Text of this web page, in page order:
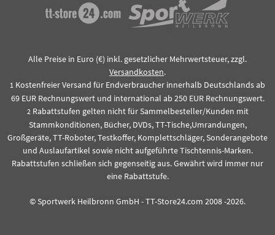
Alle Preise in Euro (€) inkl. gesetzlicher Mehrwertsteuer, zzgl.
Versandkosten.
1 Kostenfreier Versand für Endverbraucher innerhalb Deutschlands ab
69 EUR Rechnungswert und international ab 250 EUR Rechnungswert.
2Rabattstufen gelten nicht für Sammelbesteller/Kunden mit
Stammkonditionen, Bücher, DVDs, TT-Tische,Umrandungen,
Großgeräte, TT-Roboter, Testkoffer, Komplettschläger, Sonderangebote
und Auslaufartikel sowie nicht aufgeführte Tischtennis-Marken.
Rabattstufen schließen sich gegenseitig aus. Gewährt wird immer nur
eine Rabattstufe.
© Sportwerk Heilbronn GmbH - TT-Store24.com 2008 -2026.